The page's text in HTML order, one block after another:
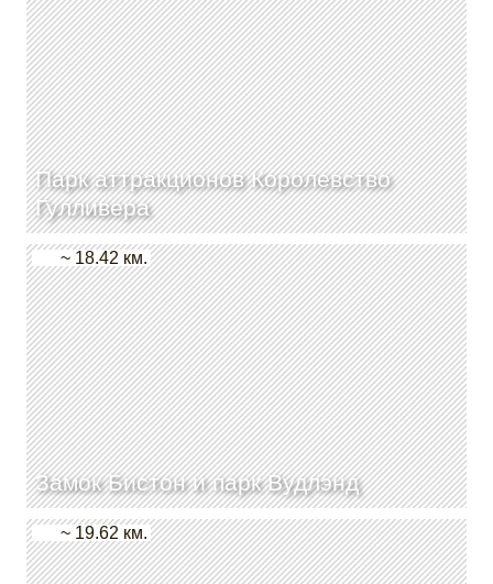
Парк аттракционов Королевство
Гулливера
Замок Бистон и парк Вудлэнд
~ 18.42 км.
~ 19.62 км.